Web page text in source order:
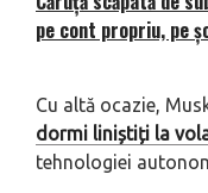
pe cont propriu, pe
Cu altă ocazie,
dormi liniștiți la
tehnologiei